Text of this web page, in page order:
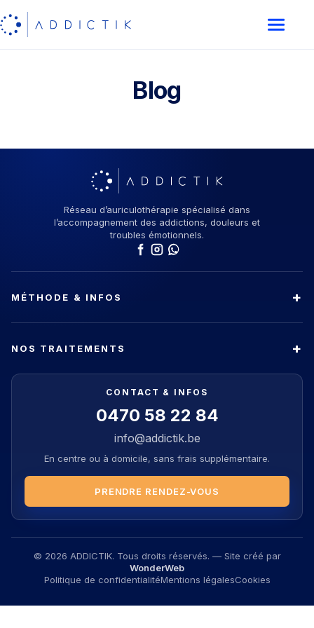
Blog
Réseau d’auriculothérapie spécialisé dans
l’accompagnement des addictions, douleurs et
troubles émotionnels.
MÉTHODE & INFOS
NOS TRAITEMENTS
CONTACT & INFOS
0470 58 22 84
info@addictik.be
En centre ou à domicile, sans frais supplémentaire.
PRENDRE RENDEZ-VOUS
© 2026 ADDICTIK. Tous droits réservés. — Site créé par
WonderWeb
Politique de confidentialitéMentions légalesCookies